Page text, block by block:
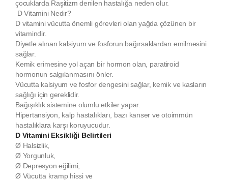
çocuklarda Raşitizm denilen hastalığa neden olur.
D Vitamini Nedir?
D vitamini vücutta önemli görevleri olan yağda çözünen bir
vitamindir.
Diyetle alınan kalsiyum ve fosforun bağırsaklardan emilmesini
sağlar.
Kemik erimesine yol açan bir hormon olan, paratiroid
hormonun salgılanmasını önler.
Vücutta kalsiyum ve fosfor dengesini sağlar, kemik ve kasların
sağlığı için gereklidir.
Bağışıklık sistemine olumlu etkiler yapar.
Hipertansiyon, kalp hastalıkları, bazı kanser ve otoimmün
hastalıklara karşı koruyucudur.
D Vitamini Eksikliği Belirtileri
Ø Halsizlik,
Ø Yorgunluk,
Ø Depresyon eğilimi,
Ø Vücutta kramp hissi ve